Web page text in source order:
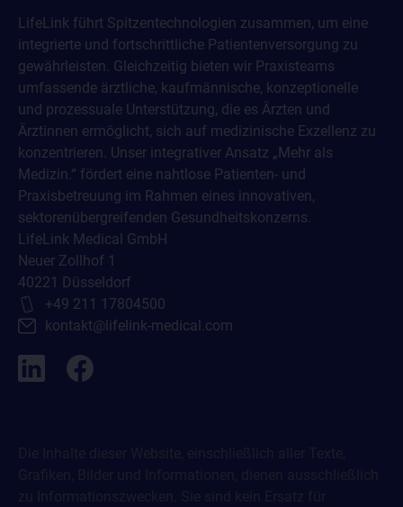
LifeLink führt Spitzentechnologien zusammen, um eine
integrierte und fortschrittliche Patientenversorgung zu
gewährleisten. Gleichzeitig bieten wir Praxisteams
umfassende ärztliche, kaufmännische, konzeptionelle
und prozessuale Unterstützung, die es Ärzten und
Ärztinnen ermöglicht, sich auf medizinische Exzellenz zu
konzentrieren. Unser integrativer Ansatz „Mehr als
Medizin.“ fördert eine nahtlose Patienten- und
Praxisbetreuung im Rahmen eines innovativen,
sektorenübergreifenden Gesundheitskonzerns.
LifeLink Medical GmbH
Neuer Zollhof 1
40221 Düsseldorf
+49 211 17804500
kontakt@lifelink-medical.com